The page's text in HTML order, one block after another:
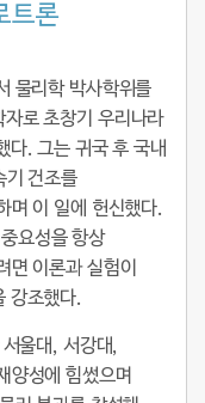
트론
물리학 박사학위를
로 초창기 우리나라
다. 그는 귀국 후 국내
건조를
며 이 일에 헌신했다.
요성을 항상
면 이론과 실험이
강조했다.
울대, 서강대,
양성에 힘썼으며